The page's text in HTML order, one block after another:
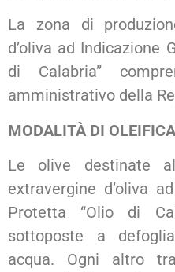
La zona di
d’oliva ad Indicazione
di Calabria”
amministrativo della
MODALITÀ DI
Le olive destinate
extravergine d’oliva
Protetta “Olio di
sottoposte a
acqua. Ogni altro